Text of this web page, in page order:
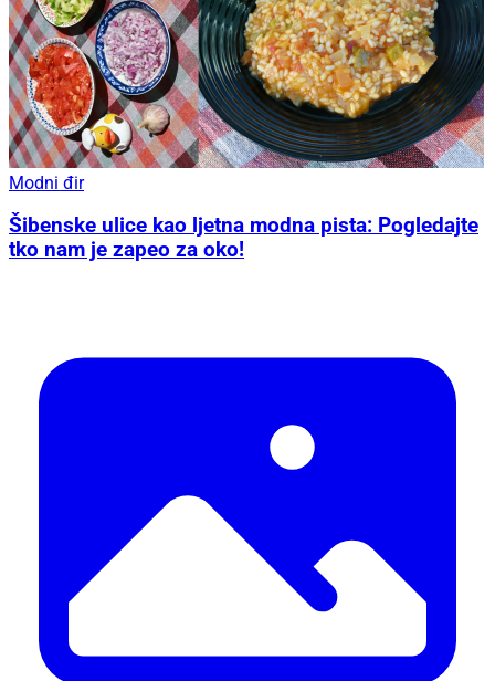
Modni đir
Šibenske ulice kao ljetna modna pista: Pogledajte
tko nam je zapeo za oko!